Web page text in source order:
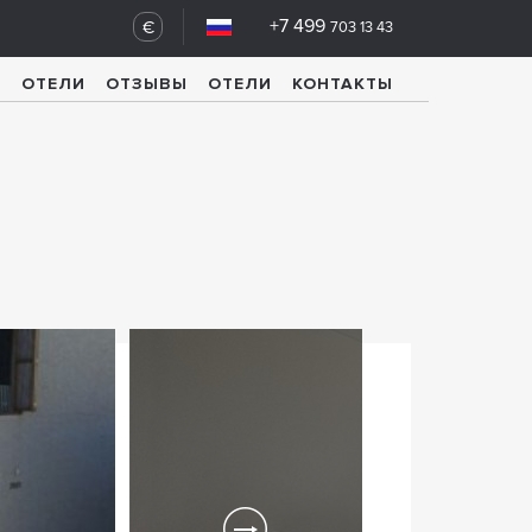
+7 499 703 13 43
€
ОТЕЛИ ОТЗЫВЫ ОТЕЛИ КОНТАКТЫ